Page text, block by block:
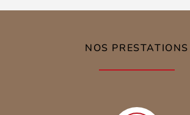
NOS PRESTATIONS